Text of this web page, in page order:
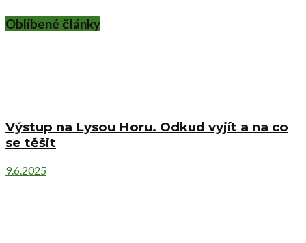
Oblíbené články
Výstup na Lysou Horu. Odkud vyjít a na co
se těšit
9.6.2025